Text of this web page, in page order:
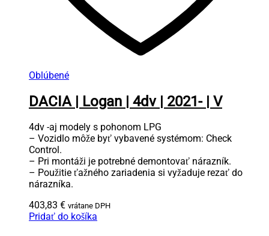
Oblúbené
DACIA | Logan | 4dv | 2021- | V
4dv -aj modely s pohonom LPG
– Vozidlo môže byť vybavené systémom: Check
Control.
– Pri montáži je potrebné demontovať nárazník.
– Použitie ťažného zariadenia si vyžaduje rezať do
nárazníka.
403,83 € vrátane DPH
Pridať do košíka